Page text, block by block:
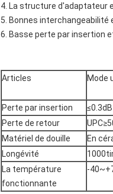
4. La structure d'adaptateur
5. Bonnes interchangeabilité
6. Basse perte par insertion
Articles Mode
Perte par insertion
≤0.3dB
Perte de retour
Matériel de douille
En
Longévité
La température
fonctionnante
-